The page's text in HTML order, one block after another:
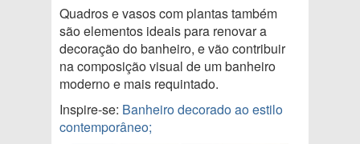
Quadros e vasos com plantas também
são elementos ideais para renovar a
decoração do banheiro, e vão contribuir
na composição visual de um banheiro
moderno e mais requintado.
Inspire-se: Banheiro decorado ao estilo
contemporâneo;